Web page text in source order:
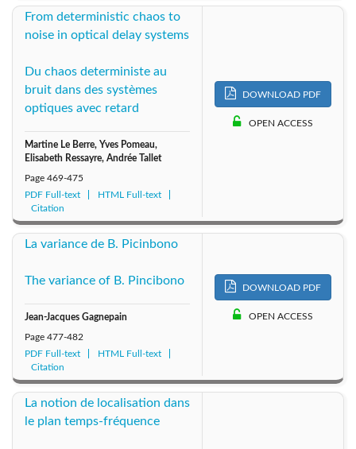
From deterministic chaos to
noise in optical delay systems
Du chaos deterministe au
bruit dans des systèmes
optiques avec retard
Martine Le Berre, Yves Pomeau,
Elisabeth Ressayre, Andrée Tallet
Page 469-475
PDF Full-text
HTML Full-text
Citation
DOWNLOAD PDF
OPEN ACCESS
La variance de B. Picinbono
The variance of B. Pincibono
Jean-Jacques Gagnepain
Page 477-482
PDF Full-text
HTML Full-text
Citation
DOWNLOAD PDF
OPEN ACCESS
La notion de localisation dans
le plan temps-fréquence